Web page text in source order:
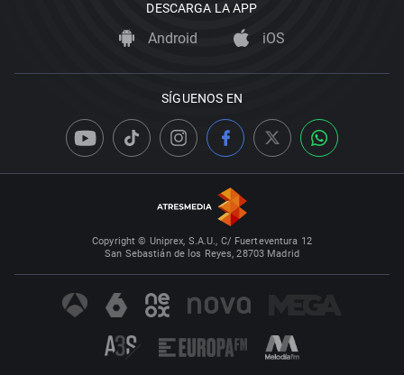
DESCARGA LA APP
Android iOS
SÍGUENOS EN
Copyright © Uniprex, S.A.U., C/ Fuerteventura 12
San Sebastián de los Reyes, 28703 Madrid